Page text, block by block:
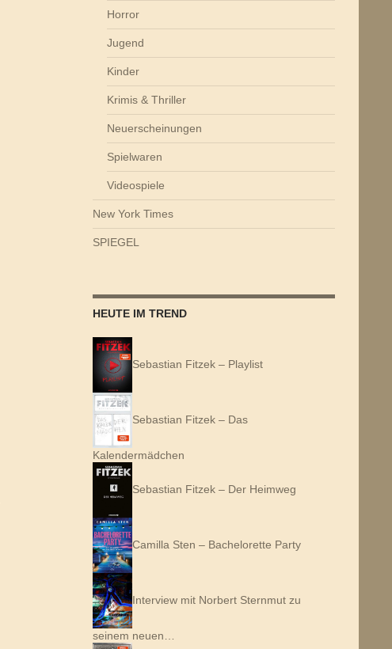
Horror
Jugend
Kinder
Krimis & Thriller
Neuerscheinungen
Spielwaren
Videospiele
New York Times
SPIEGEL
HEUTE IM TREND
Sebastian Fitzek – Playlist
Sebastian Fitzek – Das
Kalendermädchen
Sebastian Fitzek – Der Heimweg
Camilla Sten – Bachelorette Party
Interview mit Norbert Sternmut zu
seinem neuen…